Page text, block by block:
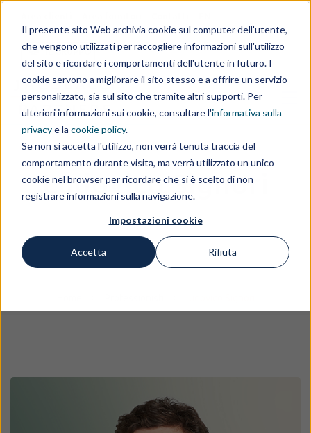
Il presente sito Web archivia cookie sul computer dell'utente,
che vengono utilizzati per raccogliere informazioni sull'utilizzo
del sito e ricordare i comportamenti dell'utente in futuro. I
cookie servono a migliorare il sito stesso e a offrire un servizio
personalizzato, sia sul sito che tramite altri supporti. Per
ulteriori informazioni sui cookie, consultare l'informativa sulla
privacye la cookie policy.
Se non si accetta l'utilizzo, non verrà tenuta traccia del
comportamento durante visita, ma verrà utilizzato un unico
cookie nel browser per ricordare che si è scelto di non
registrare informazioni sulla navigazione.
Impostazioni cookie
Accetta Rifiuta
IL GRUPPO
Ludovico Signori